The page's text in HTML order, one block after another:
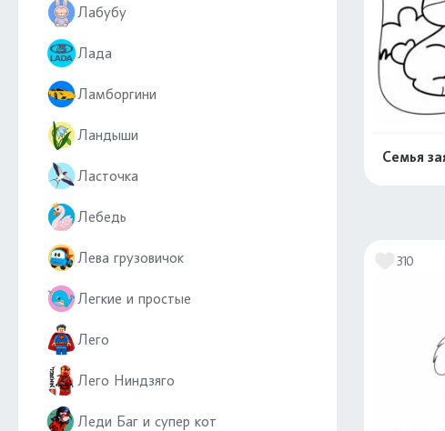
Лабубу
Лада
Ламборгини
Ландыши
Ласточка
Лебедь
Лева грузовичок
Легкие и простые
Лего
Лего Ниндзяго
Леди Баг и супер кот
Семья
310